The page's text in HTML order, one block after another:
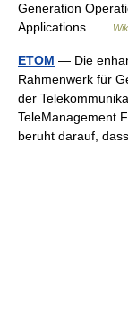
Generation
Applications …
ETOM — Die
Rahmenwerk für
der
TeleManagement
beruht darauf,